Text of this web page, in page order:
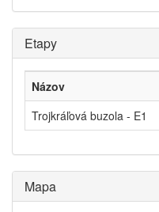
Etapy
Názov
Trojkráľová buzola - E1
Mapa